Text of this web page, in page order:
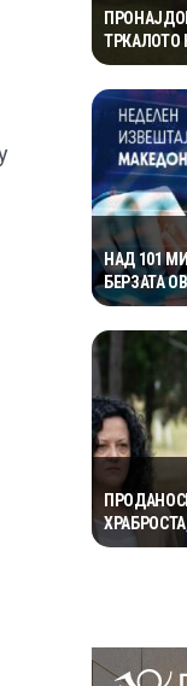
ТРКАЛОТО
ВЕДНАШ
НАД 101
БЕРЗАТА
БАНКА
КОН